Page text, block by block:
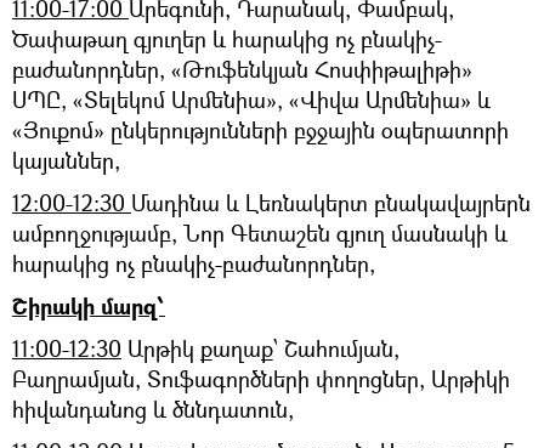
11:00-17:00 Արեգունի, Դարանակ, Փամբակ,
Ծափաթաղ գյուղեր և հարակից ոչ բնակիչ-
բաժանորդներ, «Թուֆենկյան Հոսփիթալիթի»
ՍՊԸ, «Տելեկոմ Արմենիա», «Վիվա Արմենիա» և
«Յուքոմ» ընկերությունների բջջային օպերատորի
կայաններ,
12:00-12:30 Մադինա և Լեռնակերտ բնակավայրերն
ամբողջությամբ, Նոր Գետաշեն գյուղ մասնակի և
հարակից ոչ բնակիչ-բաժանորդներ,
Շիրակի մարզ՝
11:00-12:30 Արթիկ քաղաք՝ Շահումյան,
Բաղրամյան, Տուֆագործների փողոցներ, Արթիկի
հիվանդանոց և ծննդատուն,